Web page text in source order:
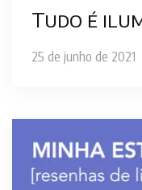
Tudo é
25 de junho de 2021